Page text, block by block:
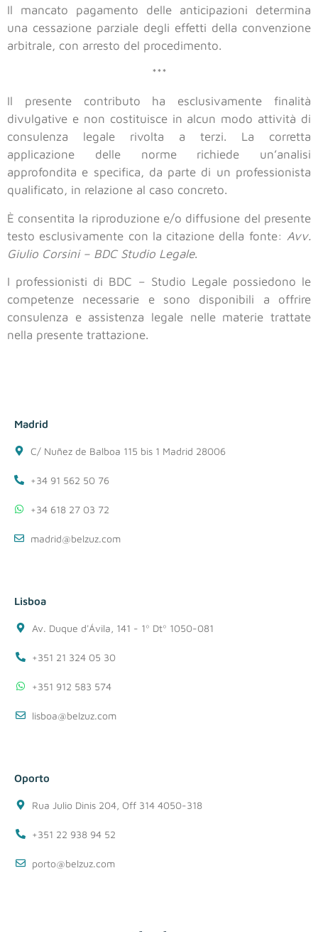
Il mancato pagamento delle anticipazioni determina
una cessazione parziale degli effetti della convenzione
arbitrale, con arresto del procedimento.
***
Il presente contributo ha esclusivamente finalità
divulgative e non costituisce in alcun modo attività di
consulenza legale rivolta a terzi. La corretta
applicazione delle norme richiede un’analisi
approfondita e specifica, da parte di un professionista
qualificato, in relazione al caso concreto.
È consentita la riproduzione e/o diffusione del presente
testo esclusivamente con la citazione della fonte: Avv.
Giulio Corsini – BDC Studio Legale.
I professionisti di BDC – Studio Legale possiedono le
competenze necessarie e sono disponibili a offrire
consulenza e assistenza legale nelle materie trattate
nella presente trattazione.
Madrid
C/ Nuñez de Balboa 115 bis 1 Madrid 28006
+34 91 562 50 76
+34 618 27 03 72
madrid@belzuz.com
Lisboa
Av. Duque d'Ávila, 141 - 1º Dtº 1050-081
+351 21 324 05 30
+351 912 583 574
lisboa@belzuz.com
Oporto
Rua Julio Dinis 204, Off 314 4050-318
+351 22 938 94 52
porto@belzuz.com